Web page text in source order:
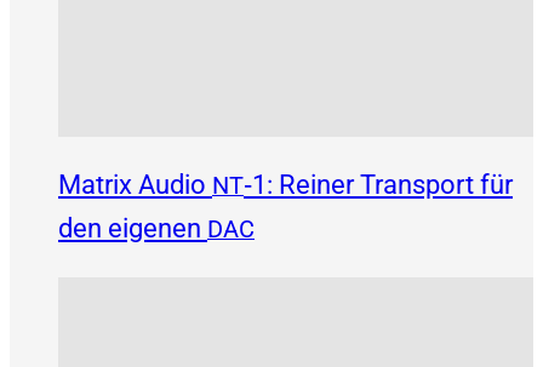
Matrix Audio NT‑1: Reiner Transport für
den eigenen DAC